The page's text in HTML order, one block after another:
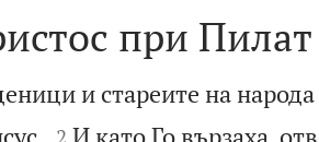
при Пилат
и стареите на народа
